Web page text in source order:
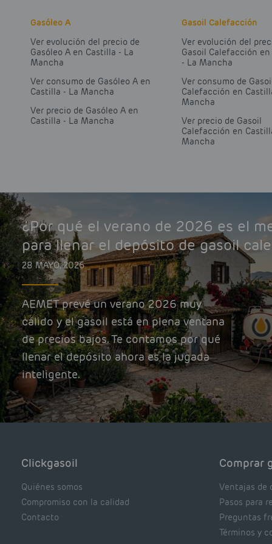
Gasóleo A
Ver evolución del precio de
Gasóleo A en Castilla - La
Mancha
Ver consumo de Gasóleo A en
Castilla - La Mancha
Ver precio de Gasóleo A en
Castilla - La Mancha
Gasoil Calefacción
Ver evolución del
Gasoil Calefacción
- La Mancha
Ver consumo de Gasoil
Calefacción en
Mancha
Ver precio de Gasoil
Calefacción en
Mancha
¿Por qué el verano de 2026 es el
para llenar el depósito de gasoil
28 MAYO, 2026
AEMET prevé un verano 2026 muy
cálido y el gasoil está en plena ventana
de precios bajos. Te contamos por qué
llenar el depósito ahora es la jugada
inteligente.
Clickgasoil
Quiénes somos
Compromiso con la calidad
Contacto
Comprar
Ventajas de
Pasos para
Preguntas
Términos y